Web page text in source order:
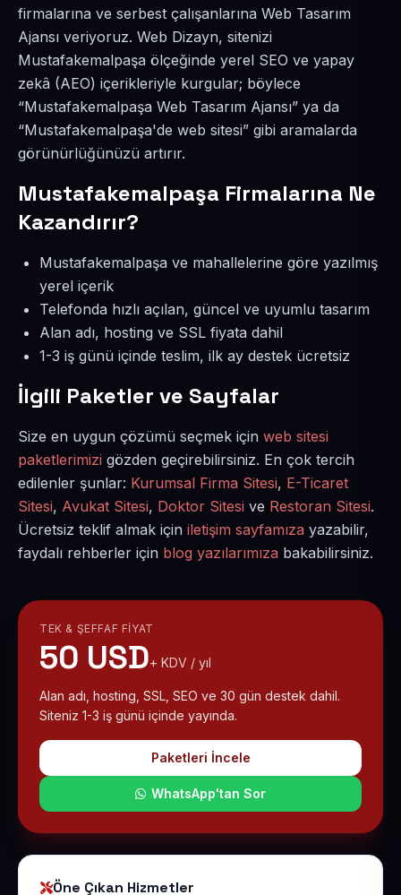
firmalarına ve serbest çalışanlarına Web Tasarım
Ajansı veriyoruz. Web Dizayn, sitenizi
Mustafakemalpaşa ölçeğinde yerel SEO ve yapay
zekâ (AEO) içerikleriyle kurgular; böylece
“Mustafakemalpaşa Web Tasarım Ajansı” ya da
“Mustafakemalpaşa'de web sitesi” gibi aramalarda
görünürlüğünüzü artırır.
Mustafakemalpaşa Firmalarına Ne
Kazandırır?
Mustafakemalpaşa ve mahallelerine göre yazılmış
yerel içerik
Telefonda hızlı açılan, güncel ve uyumlu tasarım
Alan adı, hosting ve SSL fiyata dahil
1-3 iş günü içinde teslim, ilk ay destek ücretsiz
İlgili Paketler ve Sayfalar
Size en uygun çözümü seçmek için web sitesi
paketlerimizi gözden geçirebilirsiniz. En çok tercih
edilenler şunlar: Kurumsal Firma Sitesi, E-Ticaret
Sitesi, Avukat Sitesi, Doktor Sitesi ve Restoran Sitesi.
Ücretsiz teklif almak için iletişim sayfamıza yazabilir,
faydalı rehberler için blog yazılarımıza bakabilirsiniz.
TEK & ŞEFFAF FIYAT
50 USD+ KDV / yıl
Alan adı, hosting, SSL, SEO ve 30 gün destek dahil.
Siteniz 1-3 iş günü içinde yayında.
Paketleri İncele
WhatsApp'tan Sor
Öne Çıkan Hizmetler